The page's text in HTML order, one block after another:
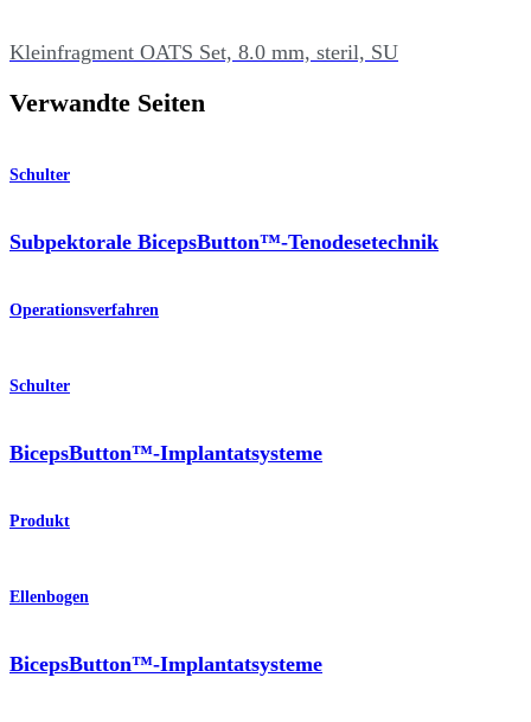
Kleinfragment OATS Set, 8.0 mm, steril, SU
Verwandte Seiten
Schulter
Subpektorale BicepsButton™-Tenodesetechnik
Operationsverfahren
Schulter
BicepsButton™-Implantatsysteme
Produkt
Ellenbogen
BicepsButton™-Implantatsysteme